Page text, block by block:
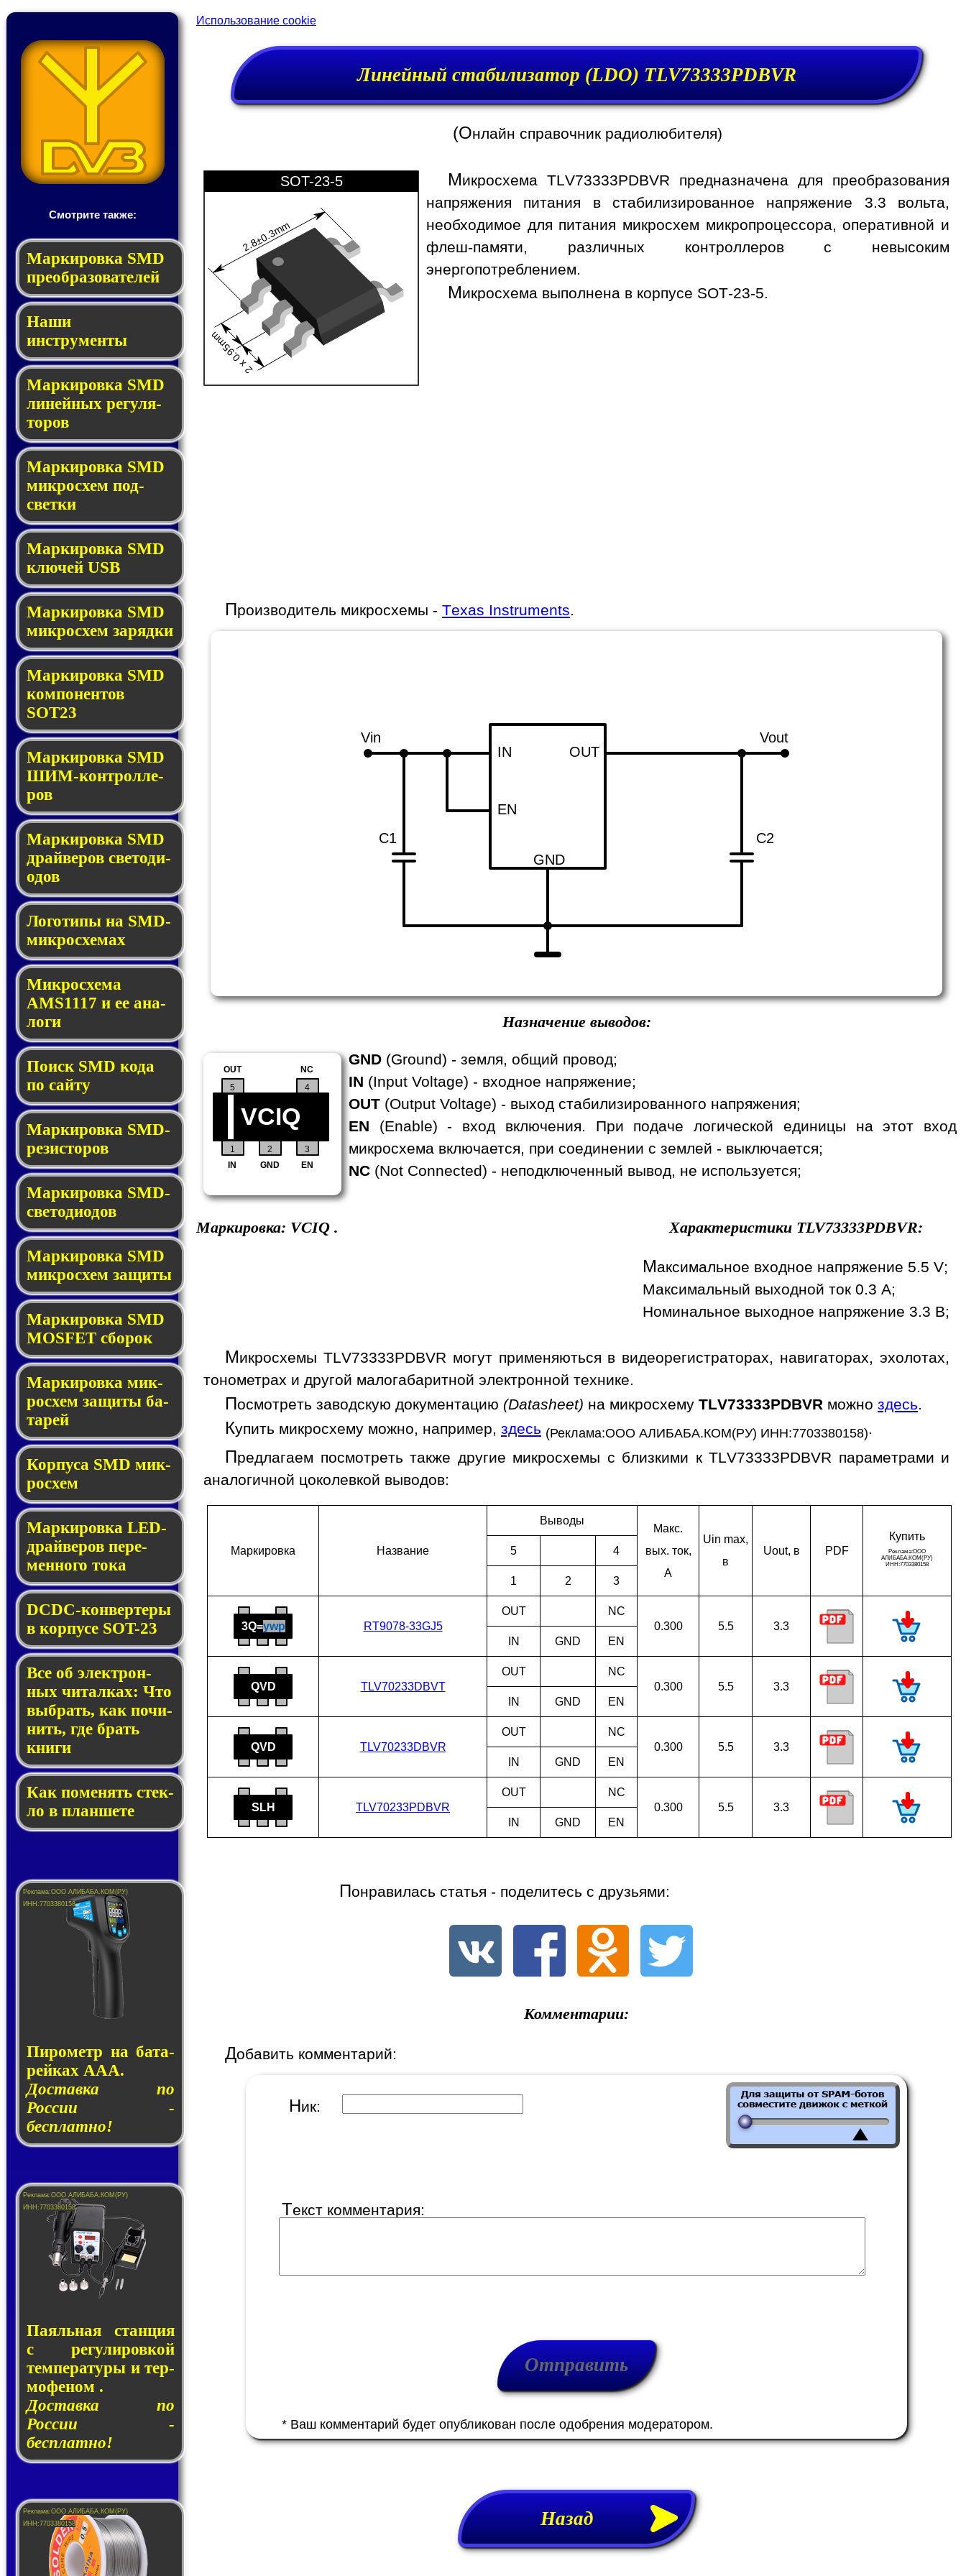
Смотрите также:
Мар­ки­ров­ка SMD
пре­об­ра­зо­ва­те­лей
Наши
инструменты
Маркировка SMD
ли­ней­ных ре­гу­ля­
то­ров
Маркировка SMD
мик­ро­схем под­
свет­ки
Маркировка SMD
клю­чей USB
Маркировка SMD
мик­рос­хем за­ряд­ки
Маркировка SMD
ком­по­нен­тов
SOT23
Маркировка SMD
ШИМ-кон­трол­ле­
ров
Маркировка SMD
драй­ве­ров све­то­ди­
о­дов
Логотипы на SMD-
мик­ро­схе­мах
Микросхема
AMS1117 и ее ана­
ло­ги
Поиск SMD ко­да
по сай­ту
Маркировка SMD-
ре­зис­то­ров
Маркировка SMD-
све­то­дио­дов
Мар­ки­ров­ка SMD
мик­рос­хем защиты
Мар­ки­ров­ка SMD
MOSFET сбо­рок
Мар­ки­ров­ка мик­
ро­схем за­щи­ты ба­
та­рей
Корпуса SMD мик­
ро­схем
Маркировка LED-
драй­ве­ров пе­ре­
мен­но­го то­ка
DCDC-кон­вер­те­ры
в кор­пу­се SOT-23
Все об элек­трон­
ных чи­тал­ках: Что
выб­рать, как по­чи­
нить, где брать
кни­ги
Как по­ме­нять стек­
ло в планшете
Пирометр на ба­та­
рей­ках AAA.
Доставка по
России -
бесплатно!
Паяльная стан­ция
с ре­гу­ли­ров­кой
тем­пе­ра­ту­ры и тер­
мо­фе­ном .
Доставка по
России -
бесплатно!
Использование cookie
Линейный стабилизатор (LDO) TLV73333PDBVR
(Онлайн справочник радиолюбителя)
2.8±0.3mm
2 x 0.95mm
SOT-23-5 Микросхема TLV73333PDBVR предназначена для преобразования
напряжения питания в стабилизированное напряжение 3.3 вольта,
необходимое для питания микросхем микропроцессора, оперативной и
флеш-памяти, различных контроллеров с невысоким
энергопотреблением.
Микросхема выполнена в корпусе SOT-23-5.
Производитель микросхемы - Texas Instruments
IN OUT
GND
Vin Vout
C1 C2
EN
Назначение выводов:
1 2 3
4
IN GND EN
NC
5
OUT
VCIQ
GND (Ground) - земля, общий провод;
IN (Input Voltage) - входное напряжение;
OUT (Output Voltage) - выход стабилизированного напряжения;
EN (Enable) - вход включения. При подаче логической единицы на этот вход
микросхема включается, при соединении с землей - выключается;
NC (Not Connected) - неподключенный вывод, не используется;
Маркировка: VCIQ . Характеристики TLV73333PDBVR:
Максимальное входное напряжение 5.5 V;
Максимальный выходной ток 0.3 A;
Номинальное выходное напряжение 3.3 В;
Микросхемы TLV73333PDBVR могут применяються в видеорегистраторах, навигаторах, эхолотах,
тонометрах и другой малогабаритной электронной технике.
Посмотреть заводскую документацию (Datasheet) на микросхему TLV73333PDBVR можно здесь.
Купить микросхему можно, например, здесь (Реклама:ООО АЛИБАБА.КОМ(РУ) ИНН:7703380158).
Предлагаем посмотреть также другие микросхемы с близкими к TLV73333PDBVR параметрами и
аналогичной цоколевкой выводов:
Мар­ки­ров­ка Наз­ва­ние
Выводы
Макс.
вых. ток,
A
Uin max,
в
Uout, в PDF
Ку­пить
5
4
1 2 3
3Q=ywp RT9078-33GJ5
OUT
NC
0.300
5.5
3.3
IN
GND EN
QVD TLV70233DBVT
OUT
NC
0.300
5.5
3.3
IN
GND EN
QVD TLV70233DBVR
OUT
NC
0.300
5.5
3.3
IN
GND EN
SLH TLV70233PDBVR
OUT
NC
0.300
5.5
3.3
IN
GND EN
Понравилась статья - поделитесь с друзьями:
Комментарии:
Добавить комментарий:
Ник:
Текст комментария:
* Ваш комментарий будет опубликован после одобрения модератором.
Назад